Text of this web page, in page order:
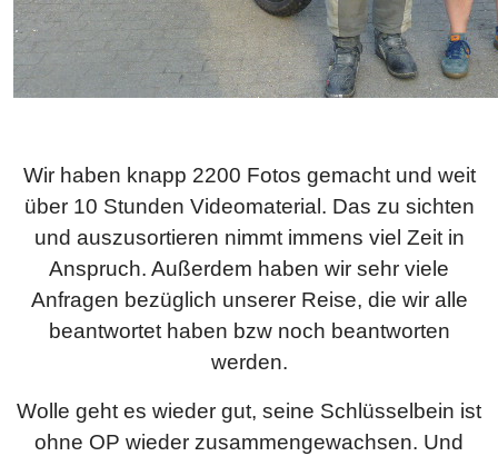
Wir haben knapp 2200 Fotos gemacht und weit
über 10 Stunden Videomaterial. Das zu sichten
und auszusortieren nimmt immens viel Zeit in
Anspruch. Außerdem haben wir sehr viele
Anfragen bezüglich unserer Reise, die wir alle
beantwortet haben bzw noch beantworten
werden.
Wolle geht es wieder gut, seine Schlüsselbein ist
ohne OP wieder zusammengewachsen. Und